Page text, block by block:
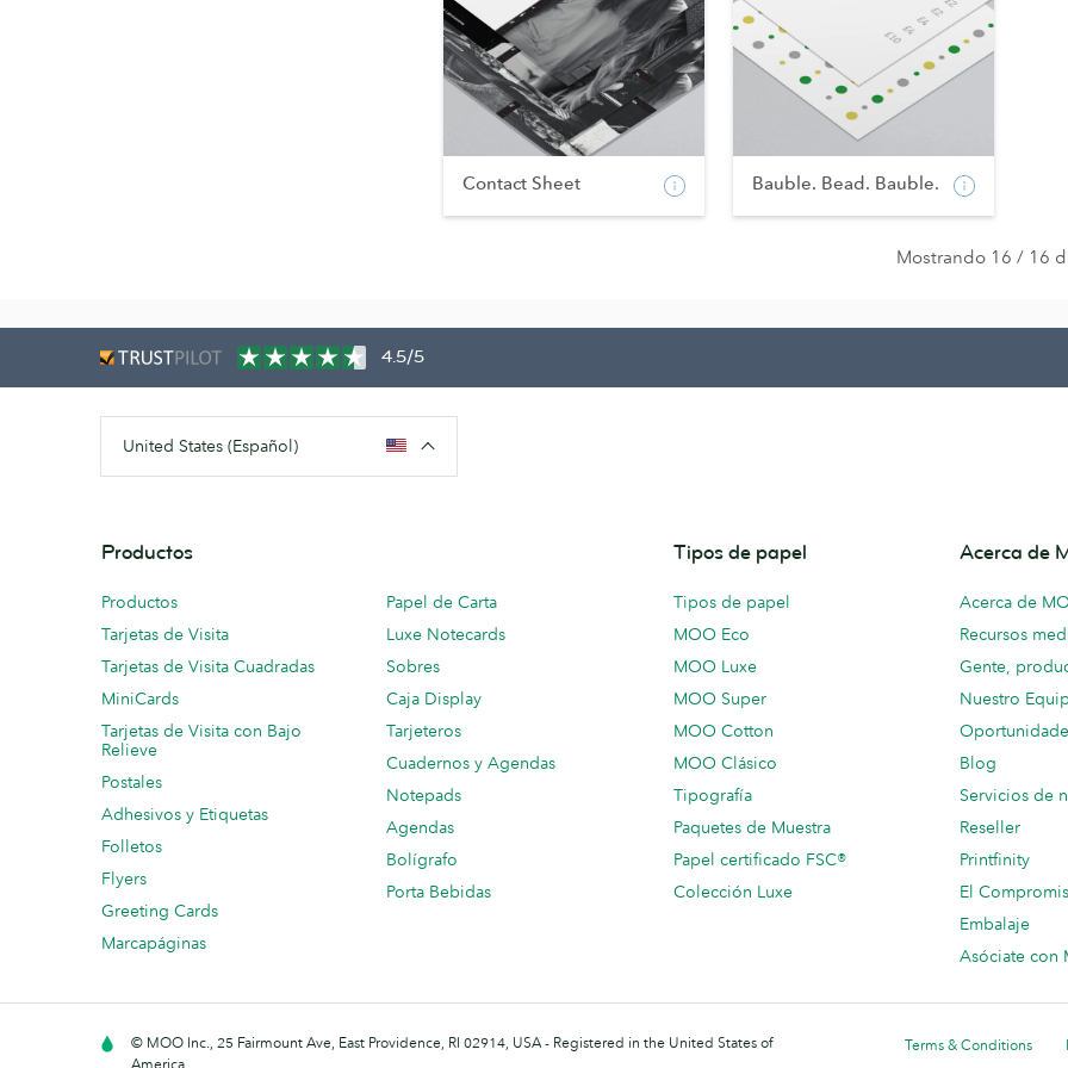
Contact Sheet Bauble. Bead. Bauble.
Mostrando 16 / 16
4.5/5
United States (Español)
Productos
Productos
Tarjetas de Visita
Tarjetas de Visita Cuadradas
MiniCards
Tarjetas de Visita con Bajo
Relieve
Postales
Adhesivos y Etiquetas
Folletos
Flyers
Greeting Cards
Marcapáginas
Papel de Carta
Luxe Notecards
Sobres
Caja Display
Tarjeteros
Cuadernos y Agendas
Notepads
Agendas
Bolígrafo
Porta Bebidas
Tipos de papel
Tipos de papel
MOO Eco
MOO Luxe
MOO Super
MOO Cotton
MOO Clásico
Tipografía
Paquetes de Muestra
Papel certificado FSC®
Colección Luxe
Acerca de
Acerca de
Recursos
Gente,
Nuestro
Blog
Servicios de
Reseller
Printfinity
El
Embalaje
Asóciate con
Terms & Conditions
© MOO Inc., 25 Fairmount Ave, East Providence, RI 02914, USA - Registered in the United States of
America.